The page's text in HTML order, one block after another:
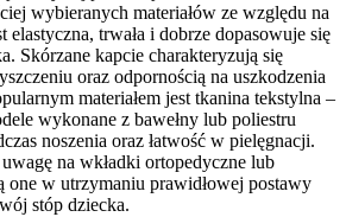
wybieranych materiałów ze względu na
elastyczna, trwała i dobrze dopasowuje się
Skórzane kapcie charakteryzują się
oraz odpornością na uszkodzenia
materiałem jest tkanina tekstylna –
wykonane z bawełny lub poliestru
noszenia oraz łatwość w pielęgnacji.
na wkładki ortopedyczne lub
one w utrzymaniu prawidłowej postawy
stóp dziecka.